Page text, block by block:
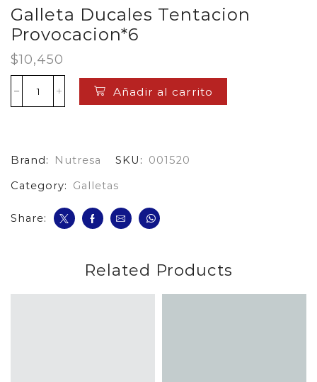
Galleta Ducales Tentacion
Provocacion*6
$10,450
Galleta
Ducales
Añadir al carrito
Brand: Nutresa SKU:
001520
Category:
Galletas
Share:
Related Products